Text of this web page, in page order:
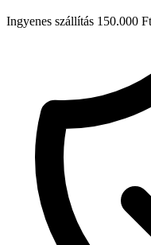
Ingyenes szállítás 150.000